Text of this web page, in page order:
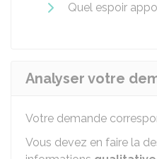
Quel espoir
Analyser votre
Votre demande
Vous devez en faire la